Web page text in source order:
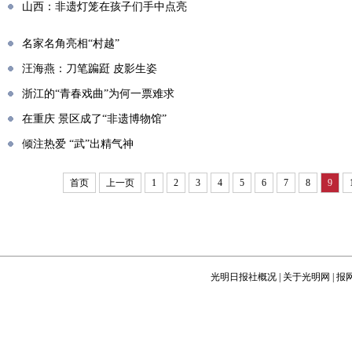
山西：非遗灯笼在孩子们手中点亮
名家名角亮相“村越”
汪海燕：刀笔蹁跹 皮影生姿
浙江的“青春戏曲”为何一票难求
在重庆 景区成了“非遗博物馆”
倾注热爱 “武”出精气神
首页 上一页 1 2 3 4 5 6 7 8 9
光明日报社概况 关于光明网 报